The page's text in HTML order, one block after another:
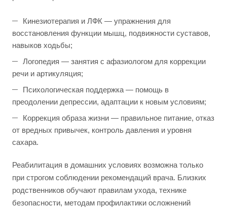
Кинезиотерапия и ЛФК — упражнения для
восстановления функции мышц, подвижности суставов,
навыков ходьбы;
Логопедия — занятия с афазиологом для коррекции
речи и артикуляция;
Психологическая поддержка — помощь в
преодолении депрессии, адаптации к новым условиям;
Коррекция образа жизни — правильное питание, отказ
от вредных привычек, контроль давления и уровня
сахара.
Реабилитация в домашних условиях возможна только
при строгом соблюдении рекомендаций врача. Близких
родственников обучают правилам ухода, технике
безопасности, методам профилактики осложнений